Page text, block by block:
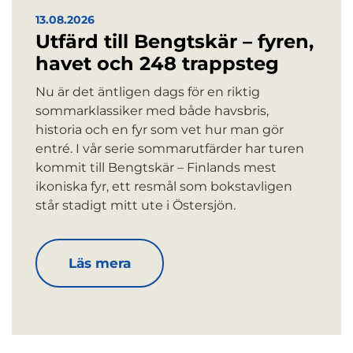
13.08.2026
Utfärd till Bengtskär – fyren,
havet och 248 trappsteg
Nu är det äntligen dags för en riktig
sommarklassiker med både havsbris,
historia och en fyr som vet hur man gör
entré. I vår serie sommarutfärder har turen
kommit till Bengtskär – Finlands mest
ikoniska fyr, ett resmål som bokstavligen
står stadigt mitt ute i Östersjön.
Läs mera